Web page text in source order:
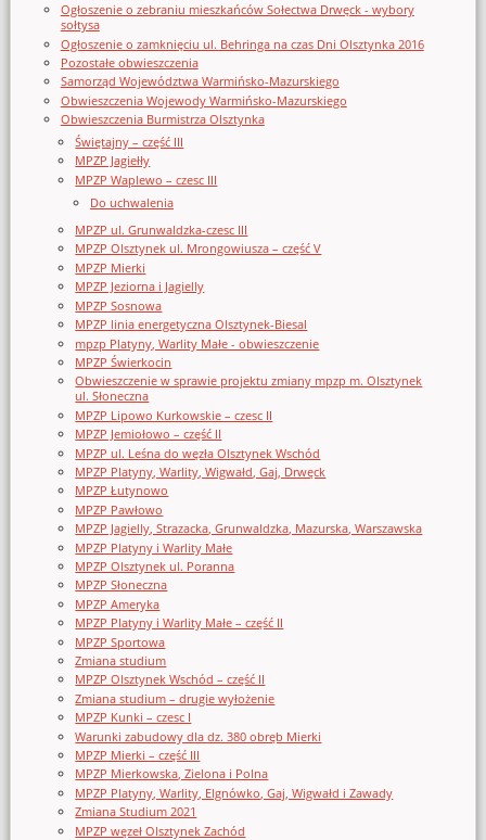
Ogłoszenie o zebraniu mieszkańców Sołectwa Drwęck - wybory
sołtysa
Ogłoszenie o zamknięciu ul. Behringa na czas Dni Olsztynka 2016
Pozostałe obwieszczenia
Samorząd Województwa Warmińsko-Mazurskiego
Obwieszczenia Wojewody Warmińsko-Mazurskiego
Obwieszczenia Burmistrza Olsztynka
Świętajny – część III
MPZP Jagiełły
MPZP Waplewo – czesc III
Do uchwalenia
MPZP ul. Grunwaldzka-czesc III
MPZP Olsztynek ul. Mrongowiusza – część V
MPZP Mierki
MPZP Jeziorna i Jagielly
MPZP Sosnowa
MPZP linia energetyczna Olsztynek-Biesal
mpzp Platyny, Warlity Małe - obwieszczenie
MPZP Świerkocin
Obwieszczenie w sprawie projektu zmiany mpzp m. Olsztynek
ul. Słoneczna
MPZP Lipowo Kurkowskie – czesc II
MPZP Jemiołowo – część II
MPZP ul. Leśna do węzła Olsztynek Wschód
MPZP Platyny, Warlity, Wigwałd, Gaj, Drwęck
MPZP Łutynowo
MPZP Pawłowo
MPZP Jagielly, Strazacka, Grunwaldzka, Mazurska, Warszawska
MPZP Platyny i Warlity Małe
MPZP Olsztynek ul. Poranna
MPZP Słoneczna
MPZP Ameryka
MPZP Platyny i Warlity Małe – część II
MPZP Sportowa
Zmiana studium
MPZP Olsztynek Wschód – część II
Zmiana studium – drugie wyłożenie
MPZP Kunki – czesc I
Warunki zabudowy dla dz. 380 obręb Mierki
MPZP Mierki – część III
MPZP Mierkowska, Zielona i Polna
MPZP Platyny, Warlity, Elgnówko, Gaj, Wigwałd i Zawady
Zmiana Studium 2021
MPZP węzeł Olsztynek Zachód